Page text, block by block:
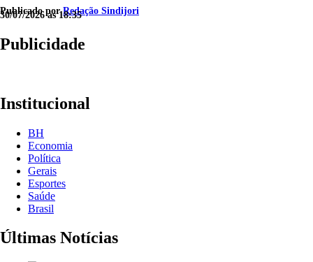
Publicado porRedação Sindijori
30/07/2026 às 18:35
Publicidade
Institucional
BH
Economia
Política
Gerais
Esportes
Saúde
Brasil
Últimas Notícias